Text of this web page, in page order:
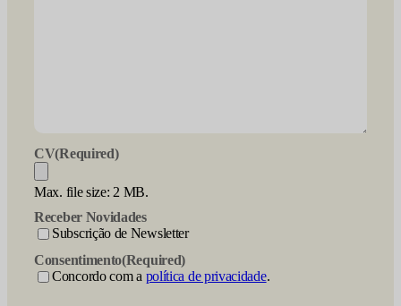
CV(Required)
Max. file size: 2 MB.
Receber Novidades
Subscrição de Newsletter
Consentimento(Required)
Concordo com a política de privacidade.